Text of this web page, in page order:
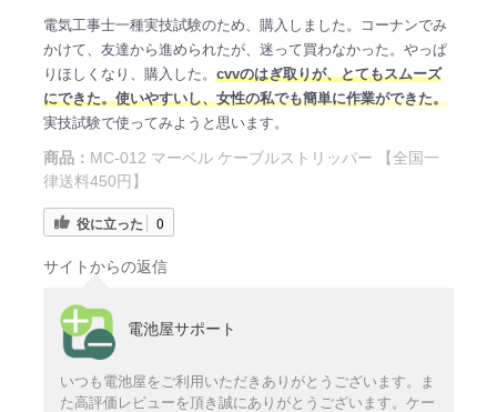
電気工事士一種実技試験のため、購入しました。コーナンでみ
かけて、友達から進められたが、迷って買わなかった。やっぱ
りほしくなり、購入した。 cvvのはぎ取りが、とてもスムーズ
にできた。使いやすいし、女性の私でも簡単に作業ができた。
実技試験で使ってみようと思います。
商品： MC-012 マーベル ケーブルストリッパー 【全国一
律送料450円】
役に立った 0
サイトからの返信
電池屋サポート
いつも電池屋をご利用いただきありがとうございます。ま
た高評価レビューを頂き誠にありがとうございます。ケー